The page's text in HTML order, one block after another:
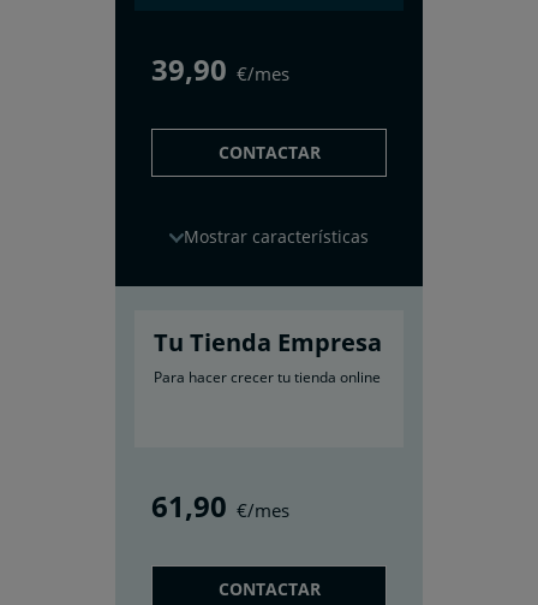
39,90 €/mes
CONTACTAR
características
Tu Tienda Empresa
Para hacer crecer tu tienda online
61,90 €/mes
CONTACTAR